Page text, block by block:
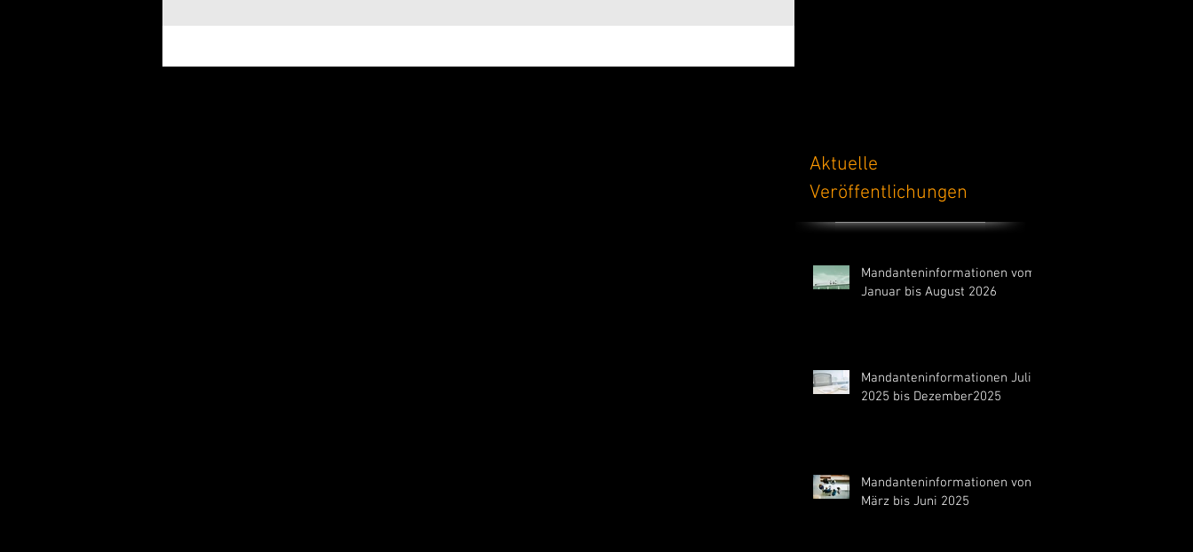
Aktuelle
Veröffentlichungen
Mandanteninformationen vom
Januar bis August 2026
Mandanteninformationen Juli
2025 bis Dezember2025
Mandanteninformationen von
März bis Juni 2025